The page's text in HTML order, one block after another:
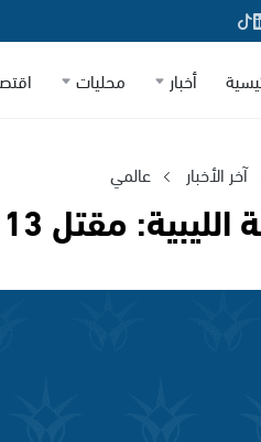
أخبار محليات
آخر الأخبار عالمي
13 في اشتباكات قرب العاصمة